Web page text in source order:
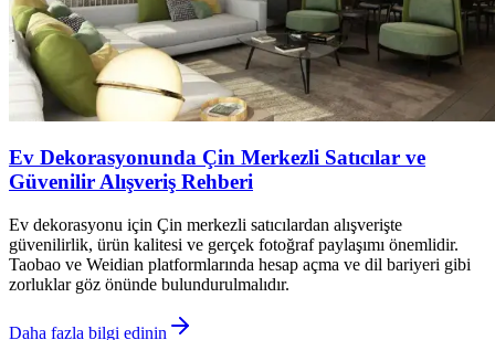
Ev Dekorasyonunda Çin Merkezli Satıcılar ve
Güvenilir Alışveriş Rehberi
Ev dekorasyonu için Çin merkezli satıcılardan alışverişte
güvenilirlik, ürün kalitesi ve gerçek fotoğraf paylaşımı önemlidir.
Taobao ve Weidian platformlarında hesap açma ve dil bariyeri gibi
zorluklar göz önünde bulundurulmalıdır.
Daha fazla bilgi edinin